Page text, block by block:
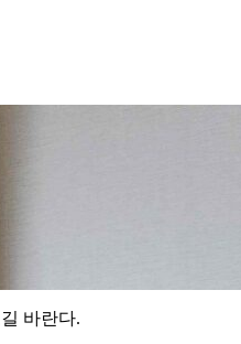
바란다.